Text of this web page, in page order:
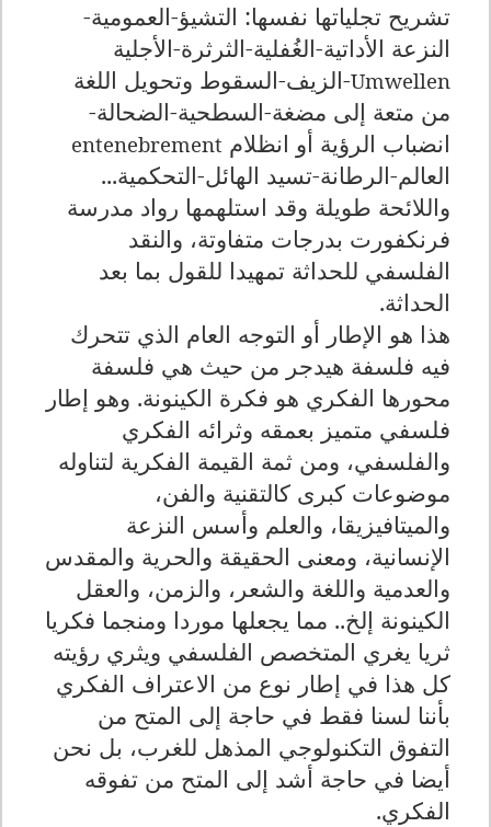
تشريح تجلياتها نفسها: التشيؤ-العمومية-
النزعة الأداتية-الغُفلية-الثرثرة-الأجلية
Umwellen-الزيف-السقوط وتحويل اللغة
من متعة إلى مضغة-السطحية-الضحالة-
انضباب الرؤية أو انظلام entenebrement
العالم-الرطانة-تسيد الهائل-التحكمية...
واللائحة طويلة وقد استلهمها رواد مدرسة
فرنكفورت بدرجات متفاوتة، والنقد
الفلسفي للحداثة تمهيدا للقول بما بعد
الحداثة.
هذا هو الإطار أو التوجه العام الذي تتحرك
فيه فلسفة هيدجر من حيث هي فلسفة
محورها الفكري هو فكرة الكينونة. وهو إطار
فلسفي متميز بعمقه وثرائه الفكري
والفلسفي، ومن ثمة القيمة الفكرية لتناوله
موضوعات كبرى كالتقنية والفن،
والميتافيزيقا، والعلم وأسس النزعة
الإنسانية، ومعنى الحقيقة والحرية والمقدس
والعدمية واللغة والشعر، والزمن، والعقل
الكينونة إلخ.. مما يجعلها موردا ومنجما فكريا
ثريا يغري المتخصص الفلسفي ويثري رؤيته
كل هذا في إطار نوع من الاعتراف الفكري
بأننا لسنا فقط في حاجة إلى المتح من
التفوق التكنولوجي المذهل للغرب، بل نحن
أيضا في حاجة أشد إلى المتح من تفوقه
الفكري.